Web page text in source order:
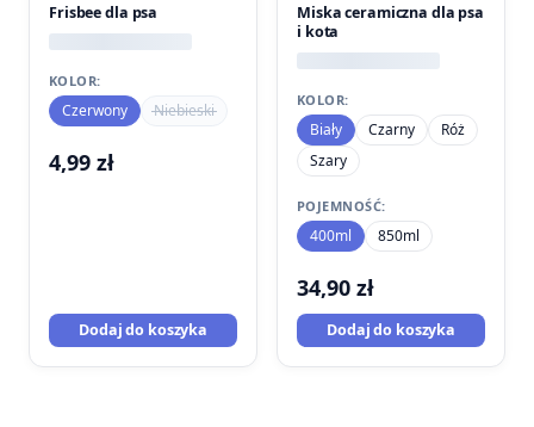
Frisbee dla psa
KOLOR:
Czerwony Niebieski
4,99 zł
Dodaj do koszyka
Miska ceramiczna dla psa
i kota
KOLOR:
Biały Czarny
Róż
Szary
POJEMNOŚĆ:
400ml 850ml
34,90 zł
Dodaj do koszyka